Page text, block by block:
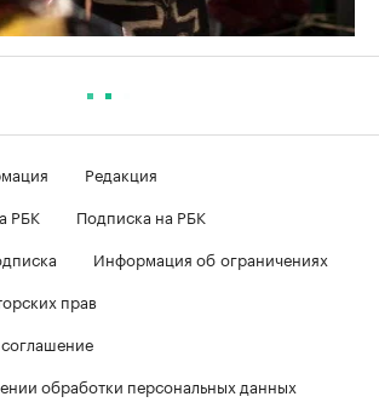
Редакция
РБК
Подписка на РБК
Информация об ограничениях
прав
соглашение
обработки персональных данных